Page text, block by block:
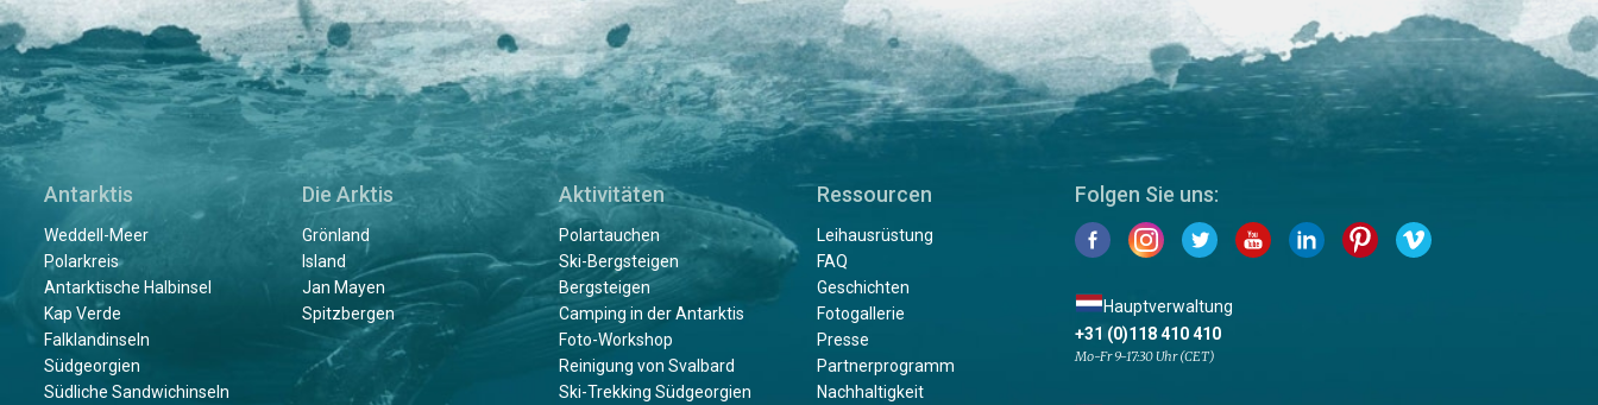
Antarktis
Weddell-Meer
Polarkreis
Antarktische Halbinsel
Kap Verde
Falklandinseln
Südgeorgien
Südliche Sandwichinseln
Die Arktis
Grönland
Island
Jan Mayen
Spitzbergen
Aktivitäten
Polartauchen
Ski-Bergsteigen
Bergsteigen
Camping in der Antarktis
Foto-Workshop
Reinigung von Svalbard
Ski-Trekking Südgeorgien
Ressourcen
Leihausrüstung
FAQ
Geschichten
Fotogallerie
Presse
Partnerprogramm
Nachhaltigkeit
Folgen Sie uns:
Hauptverwaltung
+31 (0)118 410 410
Mo-Fr 9-17:30 Uhr (CET)